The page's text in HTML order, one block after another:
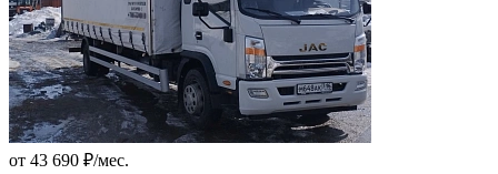
от 43 690 ₽/мес.